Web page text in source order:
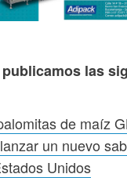
las
de maíz
un nuevo
Unidos